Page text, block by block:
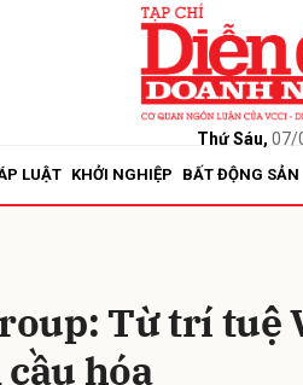
Thứ Sáu, 07/
LUẬT KHỞI NGHIỆP BẤT ĐỘNG SẢN
Từ trí tuệ
hóa